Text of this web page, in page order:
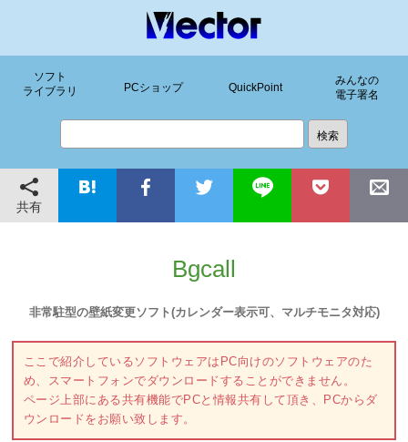
ソフト
ライブラリ
PCショップ QuickPoint
みんなの
電子署名
共有
Bgcall
非常駐型の壁紙変更ソフト(カレンダー表示可、マルチモニタ対応)
ここで紹介しているソフトウェアはPC向けのソフトウェアのた
め、スマートフォンでダウンロードすることができません。
ページ上部にある共有機能でPCと情報共有して頂き、PCからダ
ウンロードをお願い致します。